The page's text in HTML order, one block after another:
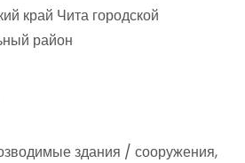
край Чита городской
район
здания / сооружения,